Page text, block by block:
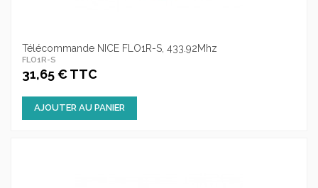
Télécommande NICE FLO1R-S, 433.92Mhz
FLO1R-S
31,65 € TTC
AJOUTER AU PANIER